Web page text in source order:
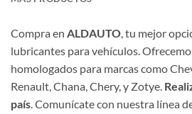
Compra en ALDAUTO, tu mejor
lubricantes para vehículos.
homologados para marcas como
Renault, Chana, Chery, y Zotye.
país. Comunícate con nuestra línea